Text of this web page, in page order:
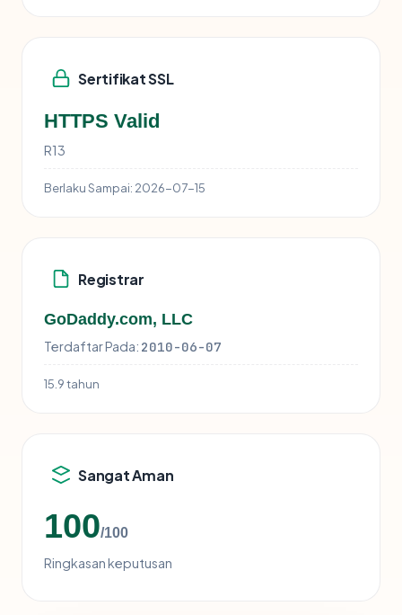
Sertifikat SSL
HTTPS Valid
R13
Berlaku Sampai: 2026-07-15
Registrar
GoDaddy.com, LLC
Terdaftar Pada: 2010-06-07
15.9 tahun
Sangat Aman
100/100
Ringkasan keputusan